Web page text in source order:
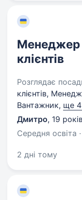
Менеджер
клієнтів
Розглядає
клієнтів,
Вантажник, ще
Дмитро, 19
Середня освіта
2 дні тому